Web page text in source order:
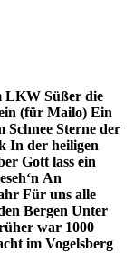
LKW Süßer die
(für Mailo) Ein
Schnee Sterne der
In der heiligen
Gott lass ein
An
Für uns alle
Bergen Unter
war 1000
im Vogelsberg